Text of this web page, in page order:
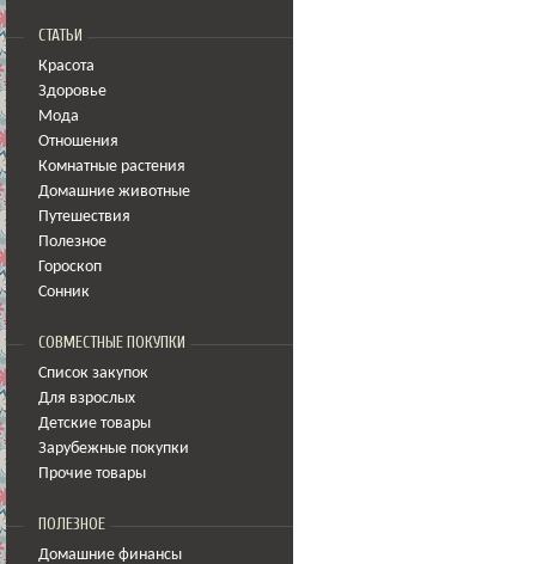
СТАТЬИ
Красота
Здоровье
Мода
Отношения
Комнатные растения
Домашние животные
Путешествия
Полезное
Гороскоп
Сонник
СОВМЕСТНЫЕ ПОКУПКИ
Список закупок
Для взрослых
Детские товары
Зарубежные покупки
Прочие товары
ПОЛЕЗНОЕ
Домашние финансы